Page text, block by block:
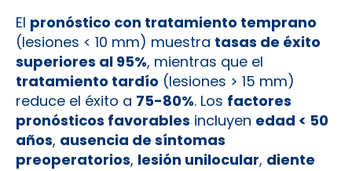
El pronóstico con tratamiento temprano
(lesiones < 10 mm) muestra tasas de éxito
superiores al 95%, mientras que el
tratamiento tardío (lesiones > 15 mm)
reduce el éxito a 75-80%. Los factores
pronósticos favorables incluyen edad < 50
años, ausencia de síntomas
preoperatorios, lesión unilocular, diente